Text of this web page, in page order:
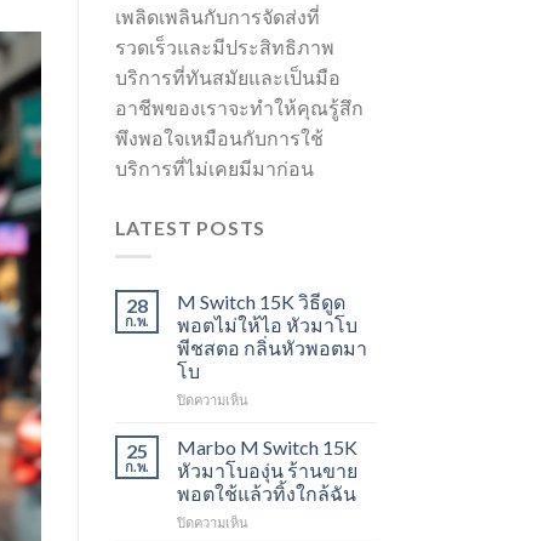
เพลิดเพลินกับการจัดส่งที่
รวดเร็วและมีประสิทธิภาพ
บริการที่ทันสมัยและเป็นมือ
อาชีพของเราจะทำให้คุณรู้สึก
พึงพอใจเหมือนกับการใช้
บริการที่ไม่เคยมีมาก่อน
LATEST POSTS
28
ก.พ.
M Switch 15K วิธีดูด
พอตไม่ให้ไอ หัวมาโบ
พีชสตอ กลิ่นหัวพอตมา
โบ
ปิดความเห็นบน
Switch
15K
วิธี
ดูด
พอต
25
ก.พ.
Marbo M Switch 15K
หัวมาโบองุ่น ร้านขาย
พอตใช้แล้วทิ้งใกล้ฉัน
ปิดความเห็นบน